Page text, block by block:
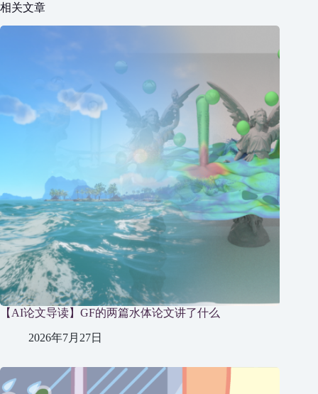
相关文章
【AI论文导读】GF的两篇水体论文讲了什么
2026年7月27日